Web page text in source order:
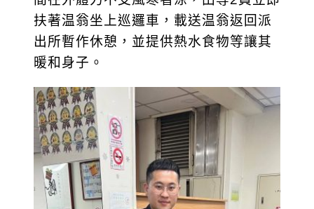
扶著温翁坐上巡邏車，載送温翁返回派
出所暫作休憩，並提供熱水食物等讓其
暖和身子。